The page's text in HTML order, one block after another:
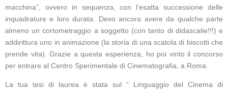
macchina”, ovvero in sequenza, con l’esatta successione delle
inquadrature e loro durata. Devo ancora avere da qualche parte
almeno un cortometraggio a soggetto (con tanto di didascalie!!!) e
addirittura uno in animazione (la storia di una scatola di biscotti che
prende vita). Grazie a questa esperienza, ho poi vinto il concorso
per entrare al Centro Sperimentale di Cinematografia, a Roma.
La tua tesi di laurea è stata sul “ Linguaggio del Cinema di